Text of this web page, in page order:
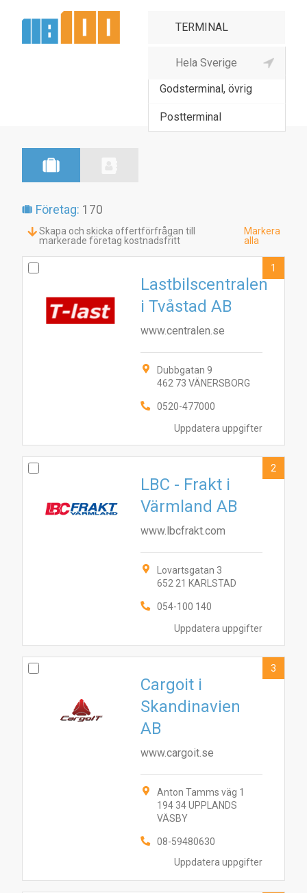
Godsterminal hamn
Godsterminal, övrig
Postterminal
Företag: 170
Skapa och skicka offertförfrågan till
markerade företag kostnadsfritt
Markera
alla
Uppdatera uppgifter
Lastbilscentralen
i Tvåstad AB
www.centralen.se
Dubbgatan 9
462 73 VÄNERSBORG
0520-477000
1
Uppdatera uppgifter
LBC - Frakt i
Värmland AB
www.lbcfrakt.com
Lovartsgatan 3
652 21 KARLSTAD
054-100 140
2
Uppdatera uppgifter
Cargoit i
Skandinavien
AB
www.cargoit.se
Anton Tamms väg 1
194 34 UPPLANDS
VÄSBY
08-59480630
3